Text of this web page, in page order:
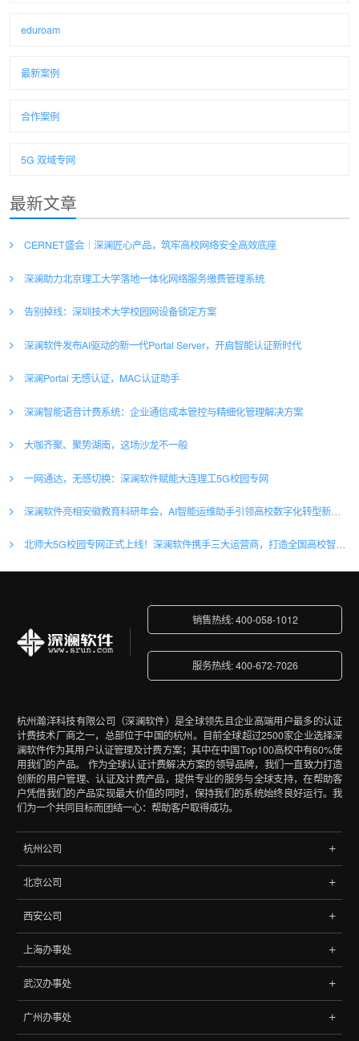
eduroam
最新案例
合作案例
5G 双域专网
最新文章
CERNET盛会｜深澜匠心产品，筑牢高校网络安全高效底座
深澜助力北京理工大学落地一体化网络服务缴费管理系统
告别掉线：深圳技术大学校园网设备锁定方案
深澜软件发布AI驱动的新一代Portal Server，开启智能认证新时代
深澜Portal 无感认证，MAC认证助手
深澜智能语音计费系统：企业通信成本管控与精细化管理解决方案
大咖齐聚、聚势湖南，这场沙龙不一般
一网通达，无感切换：深澜软件赋能大连理工5G校园专网
深澜软件亮相安徽教育科研年会，AI智能运维助手引领高校数字化转型新浪潮
北师大5G校园专网正式上线！深澜软件携手三大运营商，打造全国高校智慧网络新标杆
销售热线: 400-058-1012
服务热线: 400-672-7026
杭州瀚洋科技有限公司（深澜软件）是全球领先且企业高端用户最多的认证
计费技术厂商之一，总部位于中国的杭州。目前全球超过2500家企业选择深
澜软件作为其用户认证管理及计费方案；其中在中国Top100高校中有60%使
用我们的产品。 作为全球认证计费解决方案的领导品牌，我们一直致力打造
创新的用户管理、认证及计费产品，提供专业的服务与全球支持，在帮助客
户凭借我们的产品实现最大价值的同时，保持我们的系统始终良好运行。我
们为一个共同目标而团结一心：帮助客户取得成功。
杭州公司
浙江，中国
电话:
北京公司
北京，中国
电话:010-68060048
西安公司
西安，中国
上海办事处
上海，中国
武汉办事处
武汉，中国
广州办事处